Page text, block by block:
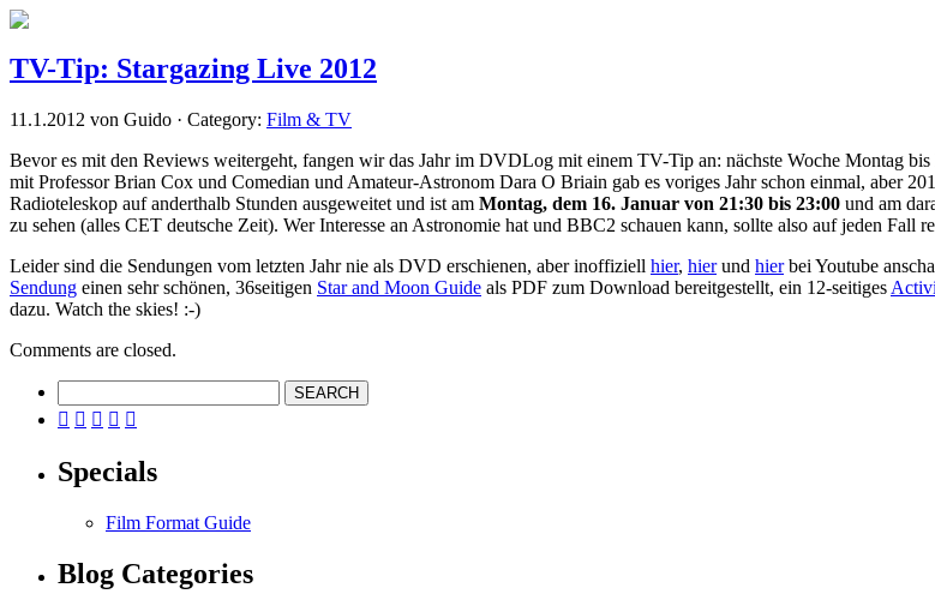
TV-Tip: Stargazing Live 2012
11.1.2012 von Guido · Category: Film & TV
Bevor es mit den Reviews weitergeht, fangen wir das Jahr im DVDLog mit einem TV-Tip an: nächste Woche Montag
mit Professor Brian Cox und Comedian und Amateur-Astronom Dara O Briain gab es voriges Jahr schon einmal, aber
Radioteleskop auf anderthalb Stunden ausgeweitet und ist am Montag, dem 16. Januar von 21:30 bis 23:00 und am
zu sehen (alles CET deutsche Zeit). Wer Interesse an Astronomie hat und BBC2 schauen kann, sollte also auf jeden Fall
Leider sind die Sendungen vom letzten Jahr nie als DVD erschienen, aber inoffiziell hier, hierund hierbei Youtube
Sendung einen sehr schönen, 36seitigen Star and Moon Guide als PDF zum Download bereitgestellt, ein 12-seitiges
dazu. Watch the skies! :-)
Comments are closed.
    
Specials
Film Format Guide
Blog Categories